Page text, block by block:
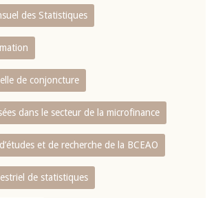
des Statistiques
de conjoncture
dans le secteur de la microfinance
et de recherche de la BCEAO
de statistiques